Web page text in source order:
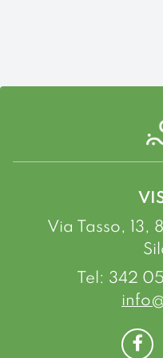
Via Tasso, 13,
Tel: 342